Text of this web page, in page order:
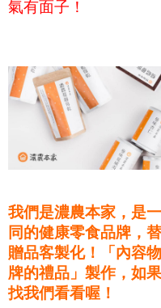
氣有面子！
我們是濃農本家，是
同的健康零食品牌，
贈品客製化！「內容
牌的禮品」製作，如
找我們看看喔！